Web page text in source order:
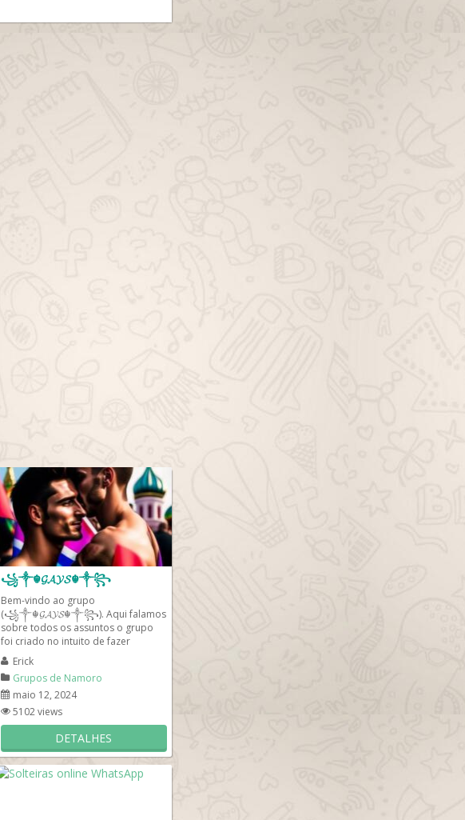
꧁༒☬𝓖𝓐𝓨𝓢☬༒꧂
Bem-vindo ao grupo
(꧁༒☬𝓖𝓐𝓨𝓢☬༒꧂). Aqui falamos
sobre todos os assuntos o grupo
foi criado no intuito de fazer
amizades , distrair, se...
Erick
Grupos de Namoro
maio 12, 2024
5102 views
DETALHES